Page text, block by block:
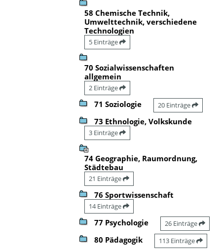
58 Chemische Technik,
Umwelttechnik, verschiedene
Technologien
5 Einträge
70 Sozialwissenschaften
allgemein
2 Einträge
71 Soziologie 20 Einträge
73 Ethnologie, Volkskunde
3 Einträge
74 Geographie, Raumordnung,
Städtebau
21 Einträge
76 Sportwissenschaft
14 Einträge
77 Psychologie 26 Einträge
80 Pädagogik 113 Einträge